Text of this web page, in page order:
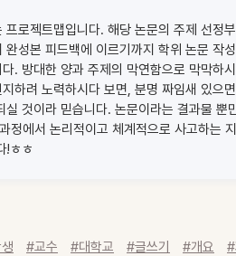
프로젝트맵입니다. 해당 논문의 주제 선정
완성본 피드백에 이르기까지 학위 논문 작
. 방대한 양과 주제의 막연함으로 막막하
하려 노력하시다 보면, 분명 짜임새 있으
실 것이라 믿습니다. 논문이라는 결과물 뿐
정에서 논리적이고 체계적으로 사고하는
!ㅎㅎ
#교수 #대학교 #글쓰기 #개요